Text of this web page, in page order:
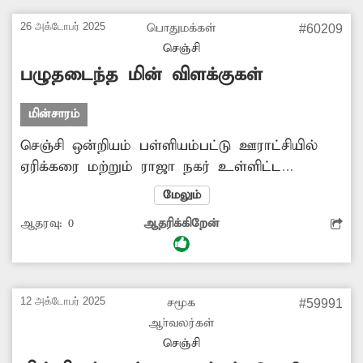
26 அக்டோபர் 2025
பொதுமக்கள்
செஞ்சி
#60209
பழுதடைந்த மின் விளக்குகள்
மின்சாரம்
செஞ்சி ஒன்றியம் பள்ளியம்பட்டு ஊராட்சியில்
ஏரிக்கரை மற்றும் ராஜா நகர் உள்ளிட்ட
பகுதிகளில் உள்ள மின் விளக்குகள்
பழுதடைந்துள்ளது. இதனால் அப்பகுதியில்
இரவு நேரத்தில் திருட்டு, வழிப்பறி போன்ற
குற்ற சம்பவங்கள் நடைபெறும் வாய்ப்புகள்
விளக்குகளை அதிகாரிகள் விரைந்து சரிசெய்ய
மேலும்
ஆதரவு: 0 ஆதரிக்கிறேன்
12 அக்டோபர் 2025
சமூக
ஆா்வலர்கள்
செஞ்சி
#59991